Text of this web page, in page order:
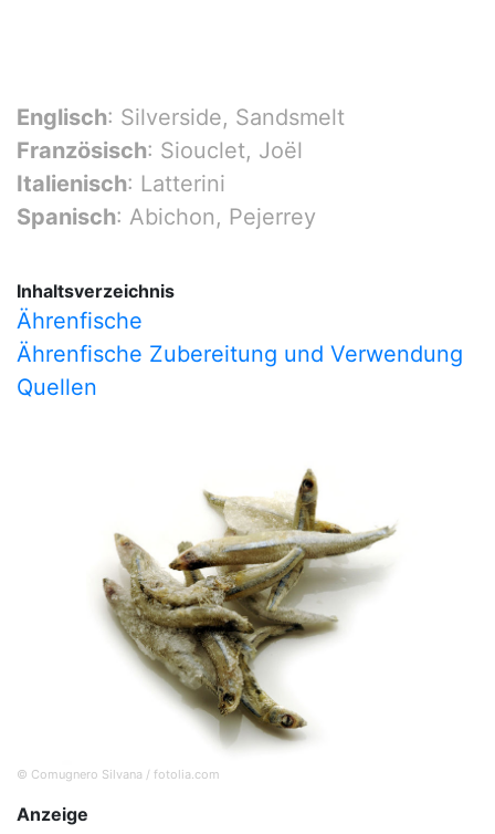
Englisch: Silverside, Sandsmelt
Französisch: Siouclet, Joël
Italienisch: Latterini
Spanisch: Abichon, Pejerrey
Inhaltsverzeichnis
Ährenfische
Ährenfische Zubereitung und Verwendung
Quellen
© Comugnero Silvana / fotolia.com
Anzeige